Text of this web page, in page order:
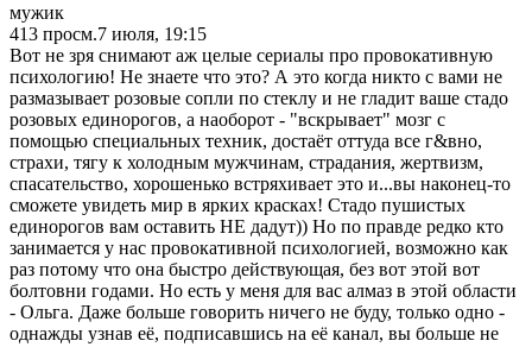
мужик
413 просм.7 июля, 19:15
Вот не зря снимают аж целые сериалы про провокативную
психологию! Не знаете что это? А это когда никто с вами не
размазывает розовые сопли по стеклу и не гладит ваше стадо
розовых единорогов, а наоборот - "вскрывает" мозг с
помощью специальных техник, достаёт оттуда все г&вно,
страхи, тягу к холодным мужчинам, страдания, жертвизм,
спасательство, хорошенько встряхивает это и...вы наконец-то
сможете увидеть мир в ярких красках! Стадо пушистых
единорогов вам оставить НЕ дадут)) Но по правде редко кто
занимается у нас провокативной психологией, возможно как
раз потому что она быстро действующая, без вот этой вот
болтовни годами. Но есть у меня для вас алмаз в этой области
- Ольга. Даже больше говорить ничего не буду, только одно -
однажды узнав её, подписавшись на её канал, вы больше не